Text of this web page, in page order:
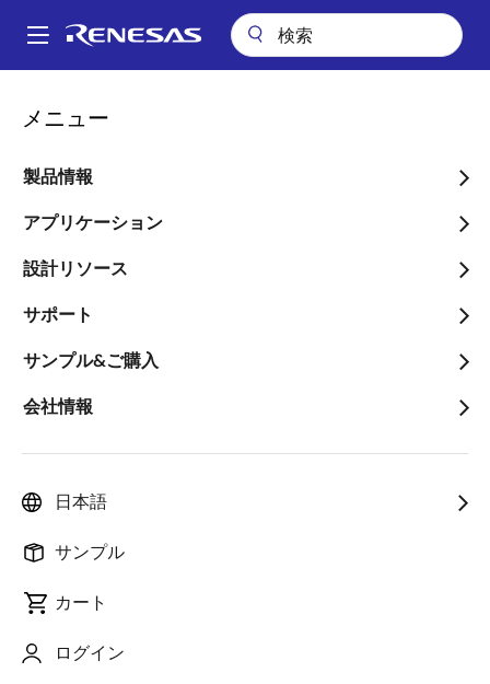
ン
Main
メニュー
製品情報
アプリケーション
設計リソース
サポート
サンプル&ご購入
会社情報
日本語
サンプル
カート
ログイン
パ
ン
く
ず
対象製品： マイコン全般
費用： 37,400円（税込）※PDFのテキストが付きま
お申し込みはこちら
マイコンを使った組み込みシステムの基礎知識を学ぶ
いたします。